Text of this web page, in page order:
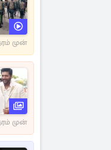
முன்
முன்